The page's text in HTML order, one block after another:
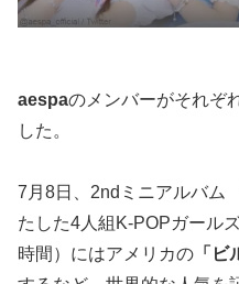
aespaのメンバーがそれぞ
した。
7月8日、2ndミニアルバム
たした4人組K-POPガール
時間）にはアメリカの 「ビ